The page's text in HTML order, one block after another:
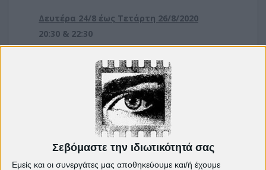
Σεβόμαστε την ιδιωτικότητά σας
Εμείς και οι συνεργάτες μας αποθηκεύουμε και/ή έχουμε
Δευτέρα 24/8 έως Τετάρτη 26/8/2020
20:30 & 22:30
Γενική Είσοδος 5€
Facebook event >>
Δημοτικός Θερινός Κινηματογράφος
Πετρούπολις
25ης Μαρτίου 168, Πετρούπολη